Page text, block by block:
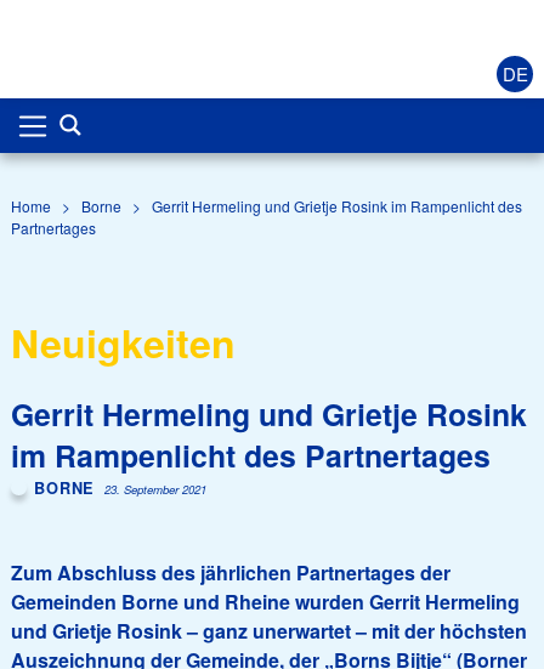
DE
Home > Borne > Gerrit Hermeling und Grietje Rosink im Rampenlicht des
Partnertages
Neuigkeiten
Gerrit Hermeling und Grietje Rosink
im Rampenlicht des Partnertages
BORNE 23. September 2021
Zum Abschluss des jährlichen Partnertages der
Gemeinden Borne und Rheine wurden Gerrit Hermeling
und Grietje Rosink – ganz unerwartet – mit der höchsten
Auszeichnung der Gemeinde, der „Borns Bijtje“ (Borner